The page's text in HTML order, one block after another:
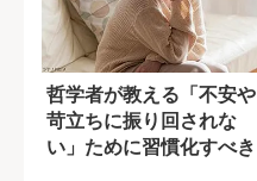
哲学者が教える「不安や
苛立ちに振り回されな
い」ために習慣化すべき